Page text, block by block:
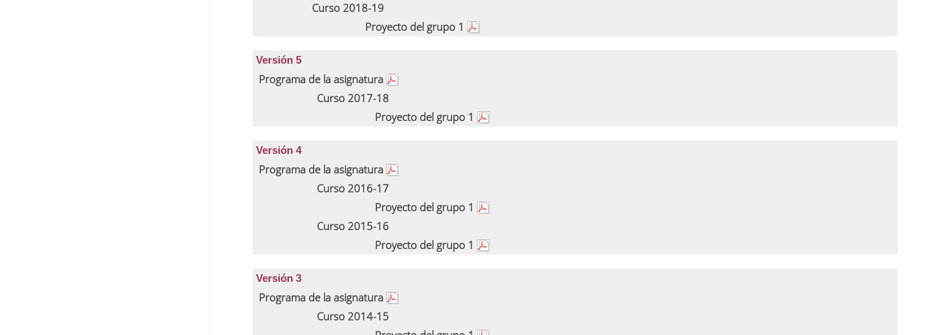
Curso 2018-19
Proyecto del grupo 1
Versión 5
Programa de la asignatura
Curso 2017-18
Proyecto del grupo 1
Versión 4
Programa de la asignatura
Curso 2016-17
Proyecto del grupo 1
Curso 2015-16
Proyecto del grupo 1
Versión 3
Programa de la asignatura
Curso 2014-15